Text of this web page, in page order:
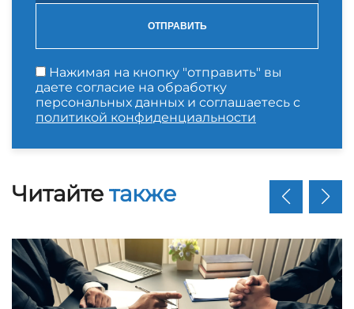
ОТПРАВИТЬ
Нажимая на кнопку "отправить" вы
даете согласие на обработку
персональных данных и соглашаетесь с
политикой конфиденциальности
Читайте также